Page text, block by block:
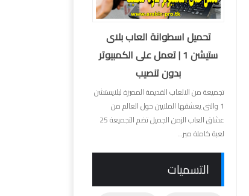
تحميل اسطوانة العاب بلاى
ستيشن 1 | تعمل على الكمبيوتر
بدون تنصيب
تجميعة من الالعاب القديمة المميزة لبلايستشن
1 والتى يعشقها الملايين حول العالم من
عشاق العاب الزمن الجميل تضم التجميعة 25
لعبة كاملة مبر...
التسميات